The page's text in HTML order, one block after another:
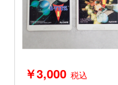
￥3,000 税込